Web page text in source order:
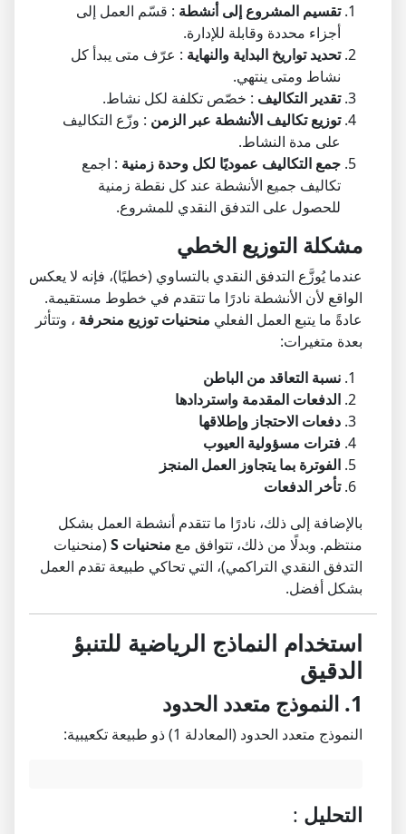
تقسيم المشروع إلى أنشطة : قسّم العمل إلى
أجزاء محددة وقابلة للإدارة.
تحديد تواريخ البداية والنهاية : عرّف متى يبدأ كل
نشاط ومتى ينتهي.
تقدير التكاليف : خصّص تكلفة لكل نشاط.
توزيع تكاليف الأنشطة عبر الزمن : وزّع التكاليف
على مدة النشاط.
جمع التكاليف عموديًا لكل وحدة زمنية : اجمع
تكاليف جميع الأنشطة عند كل نقطة زمنية
للحصول على التدفق النقدي للمشروع.
مشكلة التوزيع الخطي
عندما يُوزَّع التدفق النقدي بالتساوي (خطيًا)، فإنه لا يعكس
الواقع لأن الأنشطة نادرًا ما تتقدم في خطوط مستقيمة.
عادةً ما يتبع العمل الفعلي منحنيات توزيع منحرفة ، وتتأثر
بعدة متغيرات:
نسبة التعاقد من الباطن
الدفعات المقدمة واستردادها
دفعات الاحتجاز وإطلاقها
فترات مسؤولية العيوب
الفوترة بما يتجاوز العمل المنجز
تأخر الدفعات
بالإضافة إلى ذلك، نادرًا ما تتقدم أنشطة العمل بشكل
منتظم. وبدلًا من ذلك، تتوافق مع منحنيات S
(منحنيات
التدفق النقدي التراكمي)، التي تحاكي طبيعة تقدم العمل
بشكل أفضل.
استخدام النماذج الرياضية للتنبؤ
الدقيق
1. النموذج متعدد الحدود
النموذج متعدد الحدود (المعادلة 1) ذو طبيعة تكعيبية:
التحليل :